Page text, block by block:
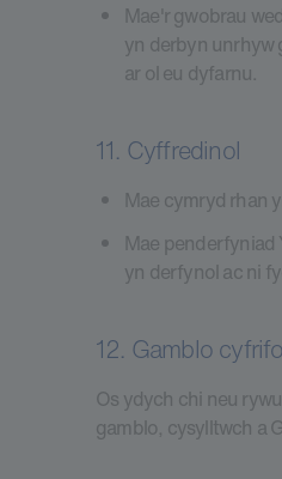
Mae'r gwobrau
yn derbyn unrhyw
ar ol eu dyfarnu.
11. Cyffredinol
Mae cymryd rhan
Mae penderfyniad
yn derfynol ac ni
12. Gamblo
Os ydych chi neu
gamblo, cysylltwch a